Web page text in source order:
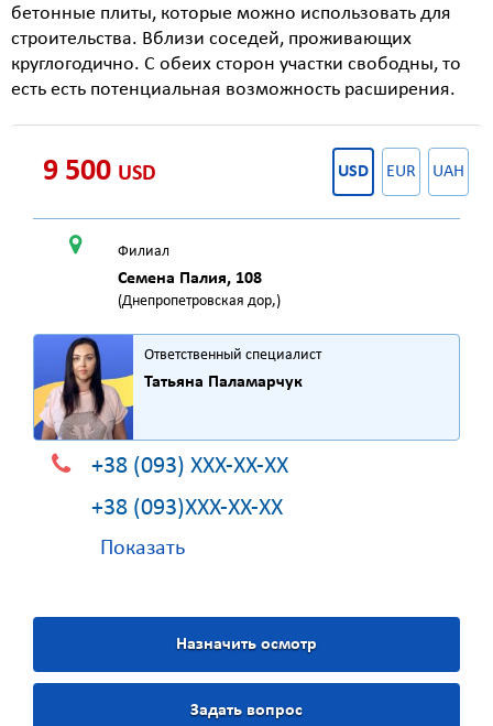
бетонные плиты, которые можно использовать для
строительства. Вблизи соседей, проживающих
круглогодично. С обеих сторон участки свободны, то
есть есть потенциальная возможность расширения.
9 500 USD USD EUR UAH
Филиал
Семена Палия, 108
(Днепропетровская дор,)
Ответственный специалист
Татьяна Паламарчук
+38 (093) XXX-XX-XX
+38 (093)XXX-XX-XX
Показать
Назначить осмотр
Задать вопрос